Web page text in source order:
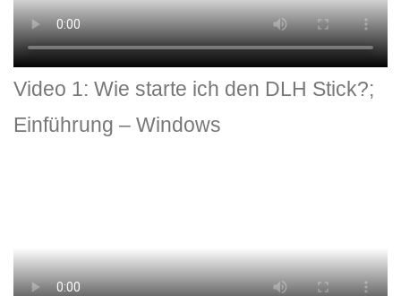
Hilfe
Video 1: Wie starte ich den DLH Stick?;
Einführung – Windows